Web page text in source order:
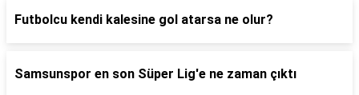
Futbolcu kendi kalesine gol atarsa ne olur?
Samsunspor en son Süper Lig'e ne zaman çıktı